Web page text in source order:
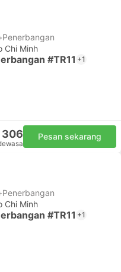
Chi Minh
#TR11 +1
306 Pesan sekarang
Chi Minh
#TR11 +1